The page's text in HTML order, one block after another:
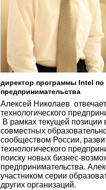
директор программы Intel по
предпринимательства
Алексей Николаев
технологического
В рамках текущей позиции
совместных
сообществом России,
технологического
поиску новых бизнес-
предпринимательства.
участником серии
других организаций.